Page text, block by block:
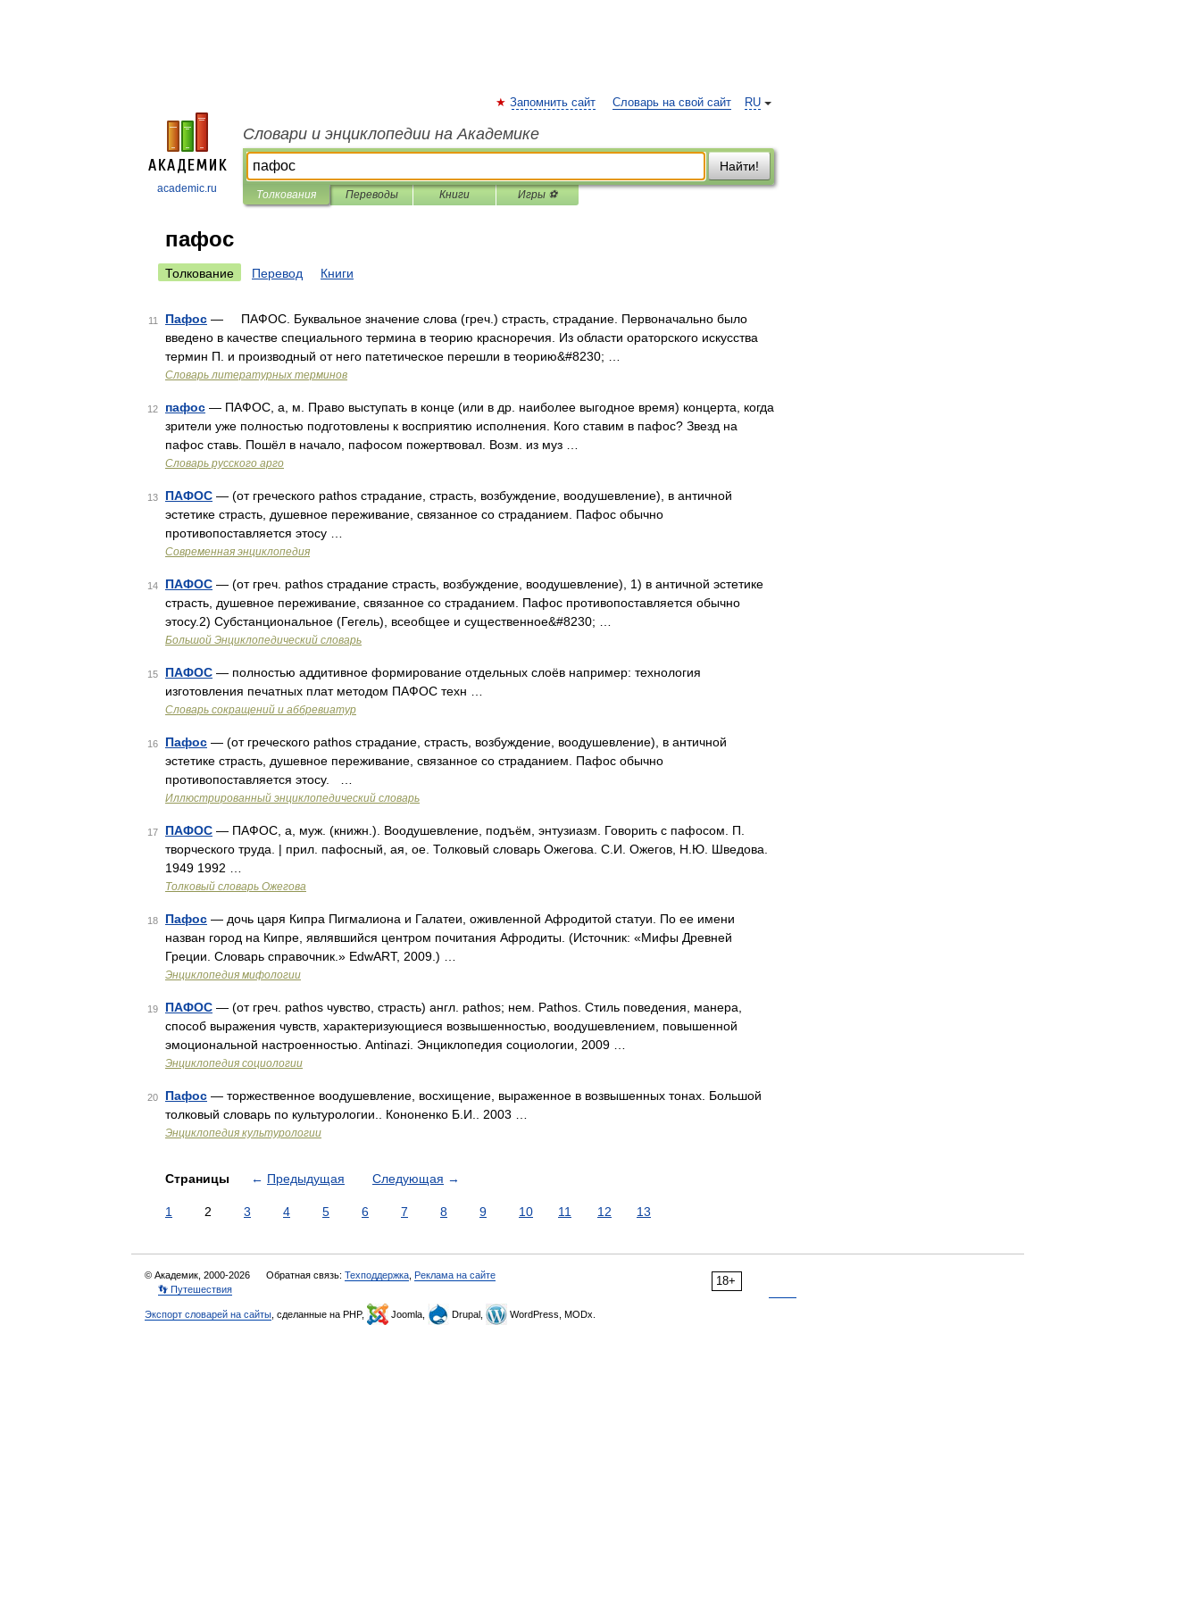
academic.ru
RU
Запомнить сайт Словарь на свой сайт
Словари и энциклопедии на Академике
Найти!
Толкования Переводы Книги Игры ⚽
пафос
Толкование Перевод Книги
11 Пафос — ПАФОС. Буквальное значение слова (греч.) страсть, страдание. Первоначально было
введено в качестве специального термина в теорию красноречия. Из области ораторского искусства
термин П. и производный от него патетическое перешли в теорию&#8230; …
Словарь литературных терминов
12 пафос — ПАФОС, а, м. Право выступать в конце (или в др. наиболее выгодное время) концерта, когда
зрители уже полностью подготовлены к восприятию исполнения. Кого ставим в пафос? Звезд на
пафос ставь. Пошёл в начало, пафосом пожертвовал. Возм. из муз …
Словарь русского арго
13 ПАФОС — (от греческого pathos страдание, страсть, возбуждение, воодушевление), в античной
эстетике страсть, душевное переживание, связанное со страданием. Пафос обычно
противопоставляется этосу …
Современная энциклопедия
14 ПАФОС — (от греч. pathos страдание страсть, возбуждение, воодушевление), 1) в античной эстетике
страсть, душевное переживание, связанное со страданием. Пафос противопоставляется обычно
этосу.2) Субстанциональное (Гегель), всеобщее и существенное&#8230; …
Большой Энциклопедический словарь
15 ПАФОС — полностью аддитивное формирование отдельных слоёв например: технология
изготовления печатных плат методом ПАФОС техн …
Словарь сокращений и аббревиатур
16 Пафос — (от греческого pathos страдание, страсть, возбуждение, воодушевление), в античной
эстетике страсть, душевное переживание, связанное со страданием. Пафос обычно
противопоставляется этосу. …
Иллюстрированный энциклопедический словарь
17 ПАФОС — ПАФОС, а, муж. (книжн.). Воодушевление, подъём, энтузиазм. Говорить с пафосом. П.
творческого труда. | прил. пафосный, ая, ое. Толковый словарь Ожегова. С.И. Ожегов, Н.Ю. Шведова.
1949 1992 …
Толковый словарь Ожегова
18 Пафос — дочь царя Кипра Пигмалиона и Галатеи, оживленной Афродитой статуи. По ее имени
назван город на Кипре, являвшийся центром почитания Афродиты. (Источник: «Мифы Древней
Греции. Словарь справочник.» EdwART, 2009.) …
Энциклопедия мифологии
19 ПАФОС — (от греч. pathos чувство, страсть) англ. pathos; нем. Pathos. Стиль поведения, манера,
способ выражения чувств, характеризующиеся возвышенностью, воодушевлением, повышенной
эмоциональной настроенностью. Antinazi. Энциклопедия социологии, 2009 …
Энциклопедия социологии
20 Пафос — торжественное воодушевление, восхищение, выраженное в возвышенных тонах. Большой
толковый словарь по культурологии.. Кононенко Б.И.. 2003 …
Энциклопедия культурологии
Страницы ← Предыдущая Следующая →
1 2 3 4 5 6 7 8 9 10 11 12 13
18+
© Академик, 2000-2026 Обратная связь: Техподдержка Реклама на сайте
👣 Путешествия
Экспорт словарей на сайты , сделанные на PHP, Joomla, Drupal, WordPress, MODx.